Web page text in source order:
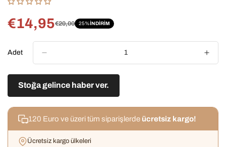
Satış
€14,95
Normal
€20,00 25%INDIRIM
Adet
Stoğa gelince haber ver.
120 Euro ve üzeri tüm siparişlerde ücretsiz kargo!
Ücretsiz kargo ülkeleri